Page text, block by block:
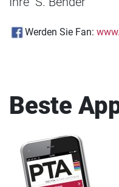
Werden Sie Fan:
Beste